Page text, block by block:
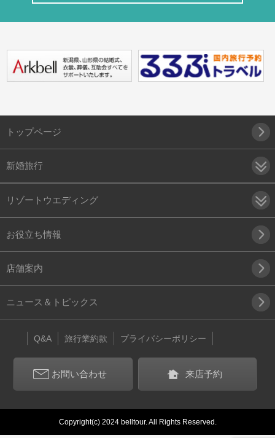
トップページ
新婚旅行
リゾートウエディング
お役立ち情報
店舗案内
ニュース＆トピックス
Q&A 旅行業約款 プライバシーポリシー
お問い合わせ 来店予約
Copyright(c) 2024 belltour. All Rights Reserved.